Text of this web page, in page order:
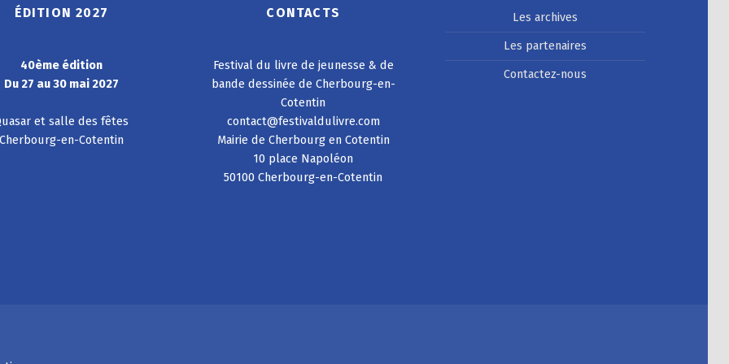
ÉDITION 2027
40ème édition
Du 27 au 30 mai 2027
et salle des fêtes
en-Cotentin
CONTACTS
Festival du livre de jeunesse & de
bande dessinée de Cherbourg-en-
Cotentin
contact@festivaldulivre.com
Mairie de Cherbourg en Cotentin
10 place Napoléon
50100 Cherbourg-en-Cotentin
Les archives
Les partenaires
Contactez-nous